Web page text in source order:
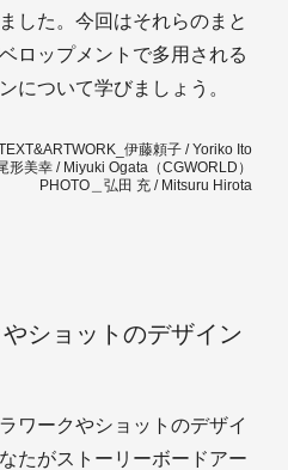
した。今回はそれらのまと
ロップメントで多用される
について学びましょう。
伊藤頼子 / Yoriko Ito
形美幸 / Miyuki Ogata（CGWORLD）
PHOTO＿弘田 充 / Mitsuru Hirota
ショットのデザイン
ワークやショットのデザイ
たがストーリーボードアー